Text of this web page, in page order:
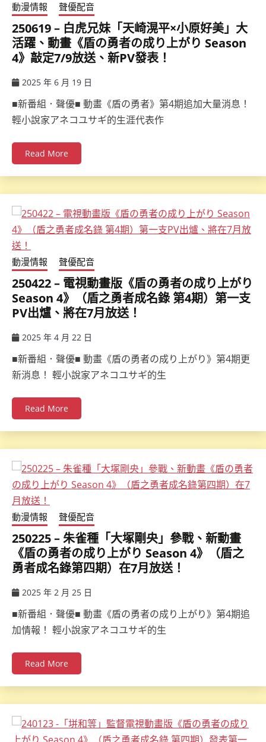
動漫情報 聲優配音
250619 – 白虎兄妹「天崎滉平×小原好美」大
活躍、動畫《盾の勇者の成り上がり Season
4》敲定7/9放送、新PV發表！
2025 年 6 月 19 日
■新番組．聲優■ 動畫《盾の勇者》第4期追加大量消息！
輕小說家アネコユサギ的生涯代表作
Read More
動漫情報 聲優配音
250422 – 電視動畫版《盾の勇者の成り上がり
Season 4》（盾之勇者成名錄 第4期）第一支
PV出爐、將在7月放送！
2025 年 4 月 22 日
■新番組．聲優■ 動畫《盾の勇者の成り上がり》第4期更
新消息！ 輕小說家アネコユサギ的生
Read More
動漫情報 聲優配音
250225 – 朱雀種「大塚剛央」參戰、新動畫
《盾の勇者の成り上がり Season 4》（盾之
勇者成名錄第四期）在7月放送！
2025 年 2 月 25 日
■新番組．聲優■ 動畫《盾の勇者の成り上がり》第4期追
加情報！ 輕小說家アネコユサギ的生
Read More